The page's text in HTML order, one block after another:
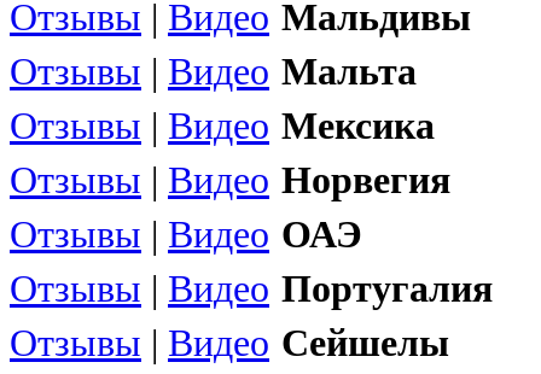
Отзывы | Видео Мальдивы
Отзывы | Видео Мальта
Отзывы | Видео Мексика
Отзывы | Видео Норвегия
Отзывы | Видео ОАЭ
Отзывы | Видео Португалия
Отзывы | Видео Сейшелы